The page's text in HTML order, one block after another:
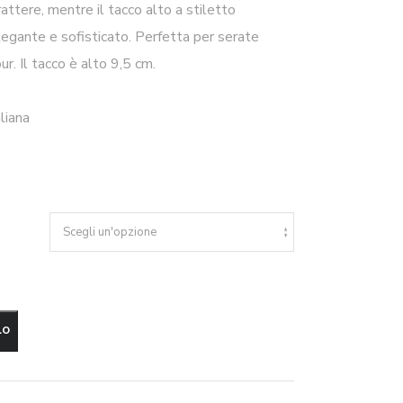
mentre il tacco alto a stiletto
e sofisticato. Perfetta per serate
Il tacco è alto 9,5 cm.